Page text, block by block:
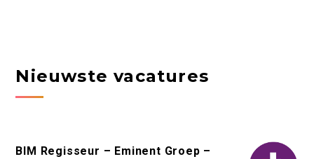
Nieuwste vacatures
BIM Regisseur – Eminent Groep –